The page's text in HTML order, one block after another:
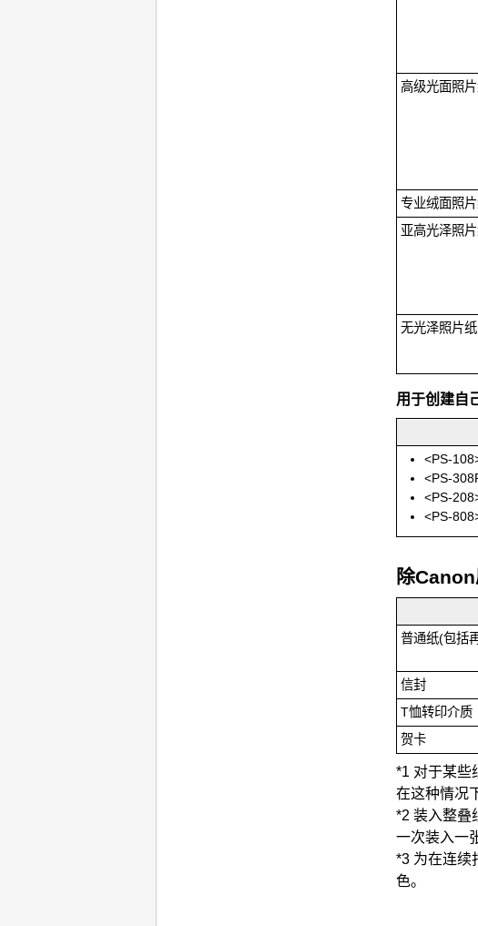
高级光面照
专业绒面照
亚高光泽照
无光泽照片纸
用于创建自
<PS-108
<PS-
<PS-208
<PS-808
除Canon
普通纸(包括
信封
T恤转印介质
贺卡
*1 对于某些
在这种情况
*2 装入整叠
一次装入一
*3 为在连续
色。